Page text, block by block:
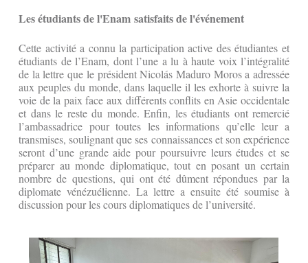
Les étudiants de l'Enam satisfaits de l'événement
Cette activité a connu la participation active des étudiantes et
étudiants de l’Enam, dont l’une a lu à haute voix l’intégralité
de la lettre que le président Nicolás Maduro Moros a adressée
aux peuples du monde, dans laquelle il les exhorte à suivre la
voie de la paix face aux différents conflits en Asie occidentale
et dans le reste du monde. Enfin, les étudiants ont remercié
l’ambassadrice pour toutes les informations qu’elle leur a
transmises, soulignant que ses connaissances et son expérience
seront d’une grande aide pour poursuivre leurs études et se
préparer au monde diplomatique, tout en posant un certain
nombre de questions, qui ont été dûment répondues par la
diplomate vénézuélienne. La lettre a ensuite été soumise à
discussion pour les cours diplomatiques de l’université.